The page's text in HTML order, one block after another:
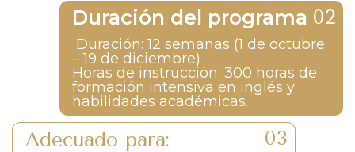
Duración del programa
Duración: 12 semanas (1 de octubre
– 19 de diciembre)
Horas de instrucción: 300 horas de
formación intensiva en inglés y
habilidades académicas.
Adecuado para: